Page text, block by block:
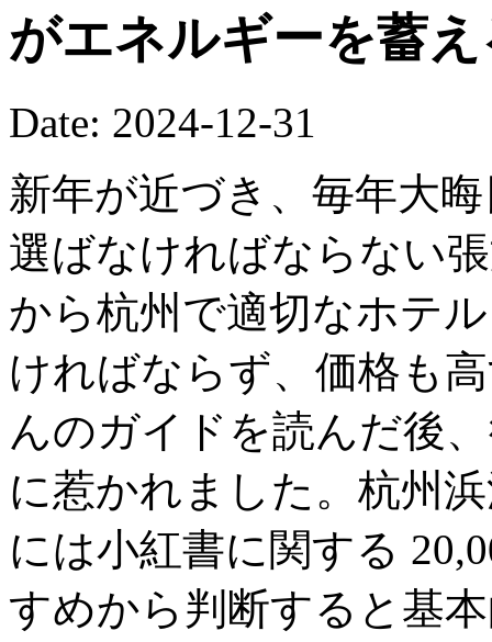
がエネルギーを蓄
Date: 2024-12-31
新年が近づき、毎年大
選ばなければならない
から杭州で適切なホテ
ければならず、価格も
んのガイドを読んだ後
に惹かれました。杭州
には小紅書に関する
すめから判断すると基